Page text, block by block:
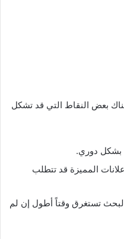
هناك بعض النقاط التي قد تشكل
بشكل دوري.
المميزة قد تتطلب
تستغرق وقتاً أطول إن لم